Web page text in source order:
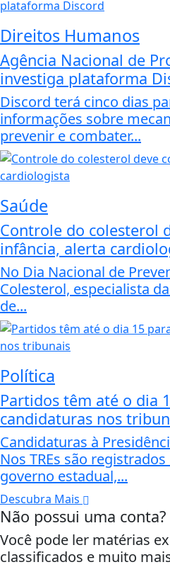
Direitos Humanos
Agência Nacional de
investiga plataforma
Discord terá cinco dias
informações sobre
prevenir e combater...
Saúde
Controle do colesterol
infância, alerta
No Dia Nacional de
Colesterol, especialista
de...
Política
Partidos têm até o dia
candidaturas nos
Candidaturas à
Nos TREs são
governo estadual,...
Descubra Mais
Não possui uma conta?
Você pode ler matérias
classificados e muito